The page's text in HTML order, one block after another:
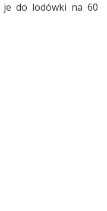
je do lodówki na 60